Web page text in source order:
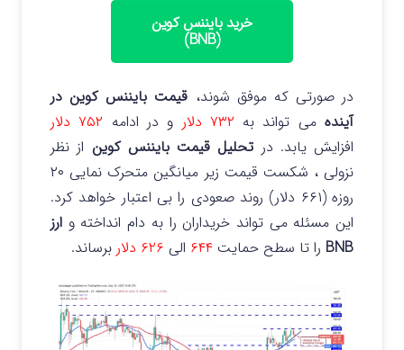
خرید بایننس کوین
(BNB)
در صورتی که موفق شوند، قیمت بایننس کوین در
آیندهمی تواند به ۷۳۲ دلار و در ادامه ۷۵۲ دلار
افزایش یابد. در تحلیل قیمت بایننس کوین از نظر
نزولی ، شکست قیمت زیر میانگین متحرک نمایی ۲۰
روزه (۶۶۱ دلار) روند صعودی را بی اعتبار خواهد کرد.
این مسئله می تواند خریداران را به دام انداخته و ارز
BNB را تا سطح حمایت ۶۴۴ الی ۶۲۶ دلار برساند.